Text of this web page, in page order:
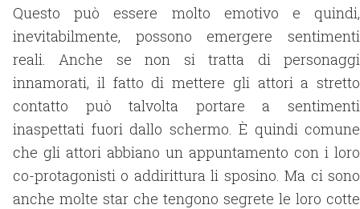
Questo può essere molto emotivo e quindi,
inevitabilmente, possono emergere sentimenti
reali. Anche se non si tratta di personaggi
innamorati, il fatto di mettere gli attori a stretto
contatto può talvolta portare a sentimenti
inaspettati fuori dallo schermo. È quindi comune
che gli attori abbiano un appuntamento con i loro
co-protagonisti o addirittura li sposino. Ma ci sono
anche molte star che tengono segrete le loro cotte